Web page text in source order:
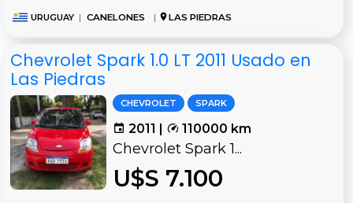
URUGUAY | CANELONES | LAS PIEDRAS
Chevrolet Spark 1.0 LT 2011 Usado en
Las Piedras
CHEVROLET SPARK
2011 | 110000 km
Chevrolet Spark 1...
U$S 7.100